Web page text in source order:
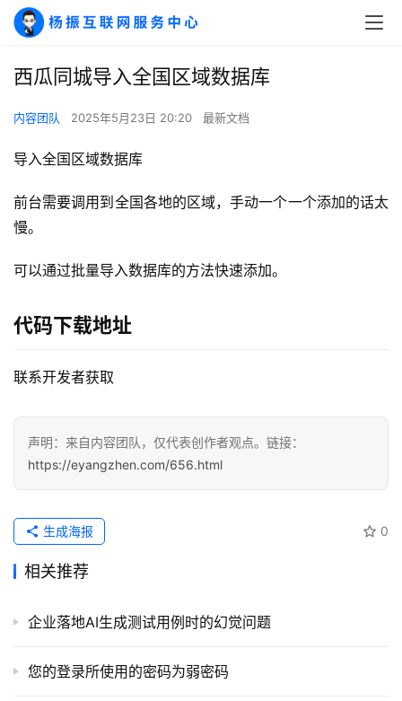
A
I
干
营
记
经
程
软
应
登录 注册
西瓜同城导入全国区域数据库
内容团队 2025年5月23日 20:20 最新文档
导入全国区域数据库
前台需要调用到全国各地的区域，手动一个一个添加的话太
慢。
可以通过批量导入数据库的方法快速添加。
代码下载地址
联系开发者获取
声明：来自内容团队，仅代表创作者观点。链接：
https://eyangzhen.com/656.html
0
生成海报
相关推荐
企业落地AI生成测试用例时的幻觉问题
您的登录所使用的密码为弱密码